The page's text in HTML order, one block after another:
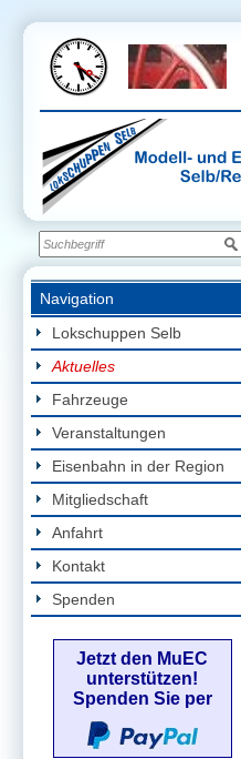
Navigation
Lokschuppen Selb
Aktuelles
Fahrzeuge
Veranstaltungen
Eisenbahn in der Region
Mitgliedschaft
Anfahrt
Kontakt
Spenden
Jetzt den MuEC
unterstützen!
Spenden Sie per